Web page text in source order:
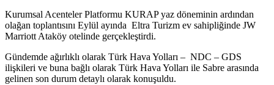
Kurumsal Acenteler Platformu KURAP yaz döneminin ardından
olağan toplantısını Eylül ayında Eltra Turizm ev sahipliğinde JW
Marriott Ataköy otelinde gerçekleştirdi.
Gündemde ağırlıklı olarak Türk Hava Yolları – NDC – GDS
ilişkileri ve buna bağlı olarak Türk Hava Yolları ile Sabre arasında
gelinen son durum detaylı olarak konuşuldu.